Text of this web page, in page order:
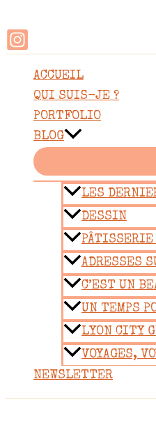
au
contenu
ACCUEIL
QUI SUIS-JE ?
PORTFOLIO
BLOG
LES
DESSIN
PÂTISSERIE
ADRESSES
C’EST UN
UN TEMPS
LYON CITY
VOYAGES,
NEWSLETTER